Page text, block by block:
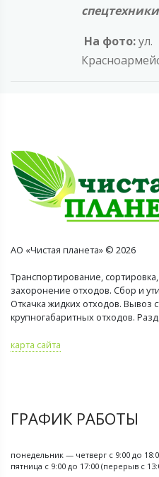
На фото:ул.
АО «Чистая планета» © 2026
Транспортирование,
захоронение отходов. Сбор и
Откачка жидких отходов. Вывоз
крупногабаритных отходов.
карта сайта
ГРАФИК РАБОТЫ
понедельник — четверг с 9:00 до
пятница с 9:00 до 17:00 (перерыв с